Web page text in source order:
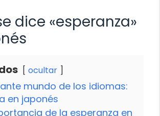
dice «esperanza»
ocultar
mundo de los idiomas:
en japonés
de la esperanza en